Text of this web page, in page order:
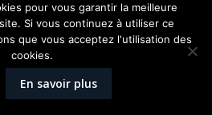
pour vous garantir la meilleure
Si vous continuez à utiliser ce
que vous acceptez l'utilisation des
cookies.
En savoir plus